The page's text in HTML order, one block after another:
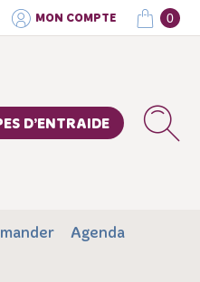
MON COMPTE 0
D’ENTRAIDE
Agenda